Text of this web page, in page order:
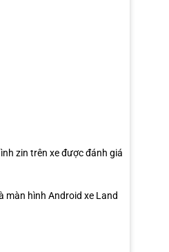
zin trên xe được đánh giá
màn hình Android xe Land